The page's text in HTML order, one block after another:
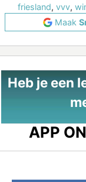
friesland, vvv,
Maak
Heb je een
APP